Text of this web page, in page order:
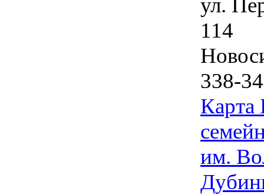
ул.
114
338-
Карта
им.